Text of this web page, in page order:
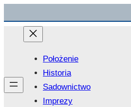
do
treści
Położenie
Historia
Sadownictwo
Imprezy